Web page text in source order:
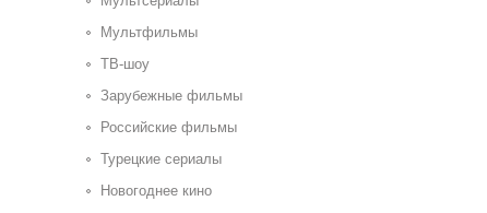
Мультфильмы
ТВ-шоу
Зарубежные фильмы
Российские фильмы
Турецкие сериалы
Новогоднее кино